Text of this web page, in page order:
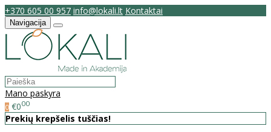
+370 605 00 957 info@lokali.lt Kontaktai
Navigacija
Mano paskyra
0 €000
Prekių krepšelis tuščias!